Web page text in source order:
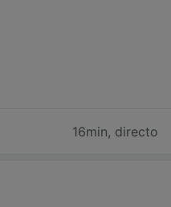
16min, directo